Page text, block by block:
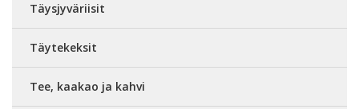
Täysjyväriisit
Täytekeksit
Tee, kaakao ja kahvi